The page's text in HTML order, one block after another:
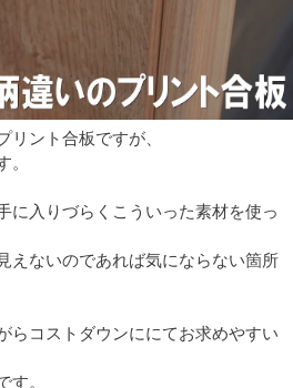
リント合板ですが、
。
に入りづらくこういった素材を使っ
えないのであれば気にならない箇所
らコストダウンににてお求めやすい
す。